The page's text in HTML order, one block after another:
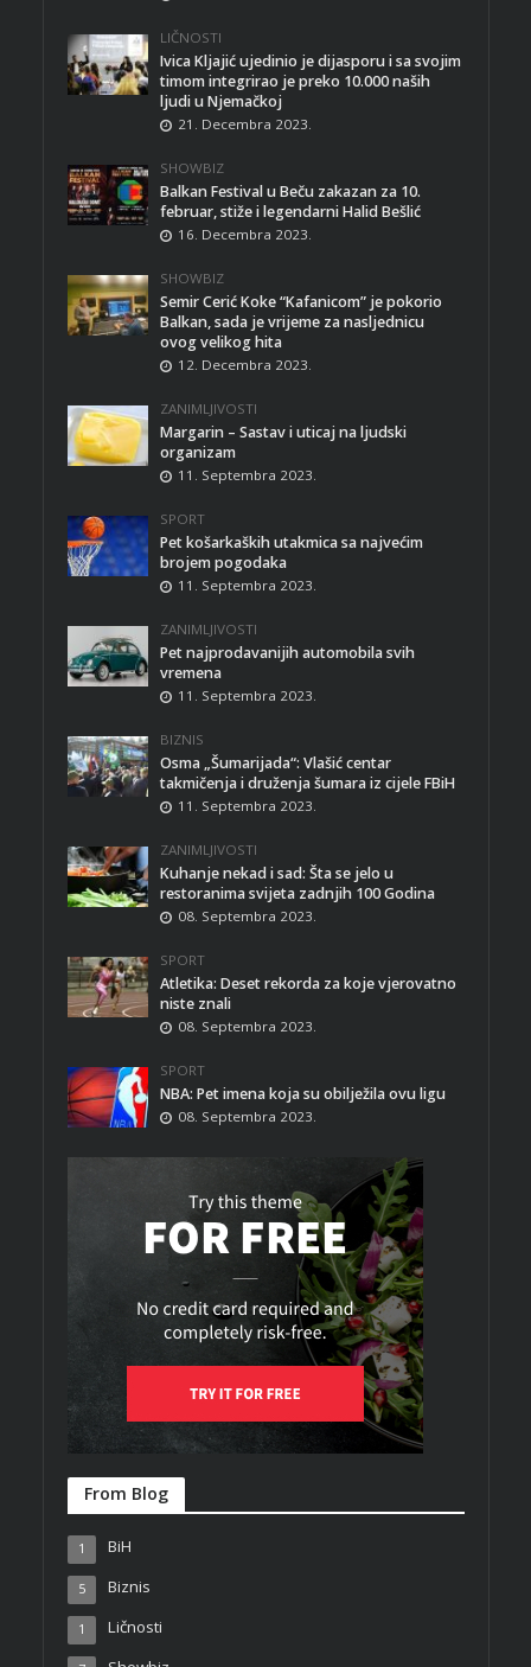
LIČNOSTI
Ivica Kljajić ujedinio je dijasporu i sa svojim
timom integrirao je preko 10.000 naših
ljudi u Njemačkoj
21. Decembra 2023.
SHOWBIZ
Balkan Festival u Beču zakazan za 10.
februar, stiže i legendarni Halid Bešlić
16. Decembra 2023.
SHOWBIZ
Semir Cerić Koke “Kafanicom” je pokorio
Balkan, sada je vrijeme za nasljednicu
ovog velikog hita
12. Decembra 2023.
ZANIMLJIVOSTI
Margarin – Sastav i uticaj na ljudski
organizam
11. Septembra 2023.
SPORT
Pet košarkaških utakmica sa najvećim
brojem pogodaka
11. Septembra 2023.
ZANIMLJIVOSTI
Pet najprodavanijih automobila svih
vremena
11. Septembra 2023.
BIZNIS
Osma „Šumarijada“: Vlašić centar
takmičenja i druženja šumara iz cijele FBiH
11. Septembra 2023.
ZANIMLJIVOSTI
Kuhanje nekad i sad: Šta se jelo u
restoranima svijeta zadnjih 100 Godina
08. Septembra 2023.
SPORT
Atletika: Deset rekorda za koje vjerovatno
niste znali
08. Septembra 2023.
SPORT
NBA: Pet imena koja su obilježila ovu ligu
08. Septembra 2023.
From Blog
BiH
1
Biznis
5
Ličnosti
1